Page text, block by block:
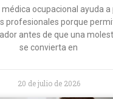
médica ocupacional ayuda a
profesionales porque
antes de que una
se convierta en
20 de julio de 2026